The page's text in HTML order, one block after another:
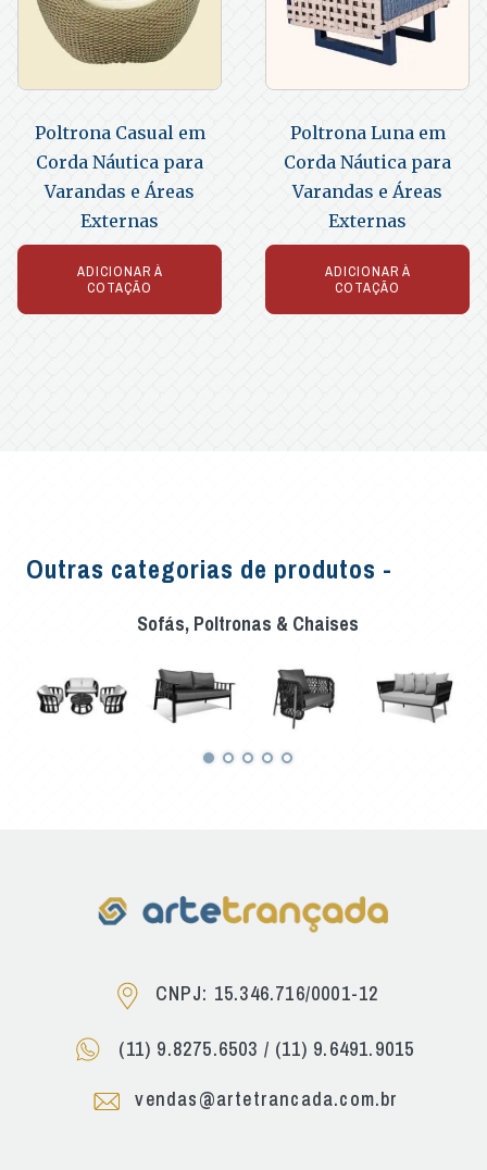
Poltrona Casual em
Corda Náutica para
Varandas e Áreas
Externas
ADICIONAR À
COTAÇÃO
Poltrona Luna em
Corda Náutica para
Varandas e Áreas
Externas
ADICIONAR À
COTAÇÃO
Outras categorias de produtos -
Sofás, Poltronas & Chaises
CNPJ: 15.346.716/0001-12
(11) 9.8275.6503 / (11) 9.6491.9015
vendas@artetrancada.com.br